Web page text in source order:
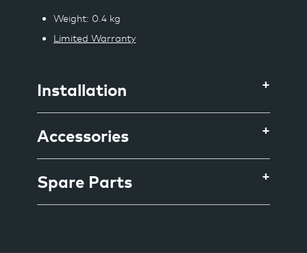
Weight: 0.4 kg
Limited Warranty
Installation
Accessories
Spare Parts